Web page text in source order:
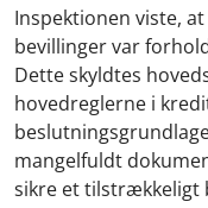
Inspektionen viste,
bevillinger var
Dette skyldtes
hovedreglerne i
mangelfuldt
sikre et tilstrækkeligt